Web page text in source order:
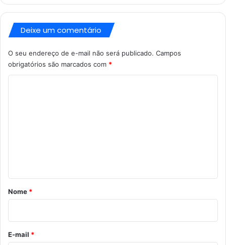
Deixe um comentário
O seu endereço de e-mail não será publicado. Campos
obrigatórios são marcados com *
r
o
*
Nome *
E-mail *